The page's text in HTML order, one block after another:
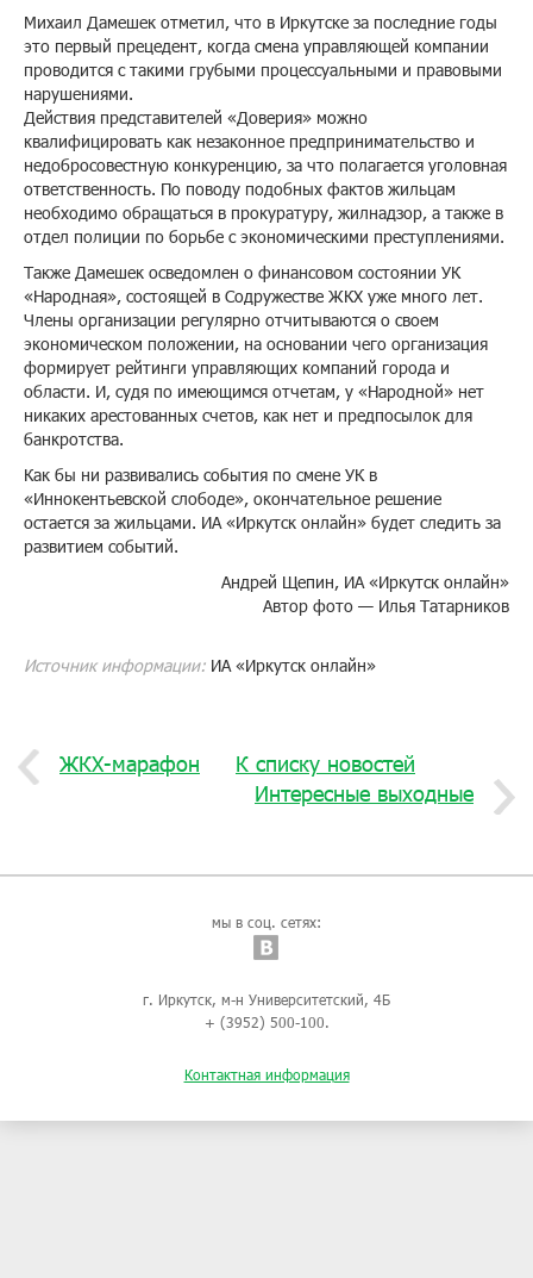
Михаил Дамешек отметил, что в Иркутске за последние годы
это первый прецедент, когда смена управляющей компании
проводится с такими грубыми процессуальными и правовыми
нарушениями.
Действия представителей «Доверия» можно
квалифицировать как незаконное предпринимательство и
недобросовестную конкуренцию, за что полагается уголовная
ответственность. По поводу подобных фактов жильцам
необходимо обращаться в прокуратуру, жилнадзор, а также в
отдел полиции по борьбе с экономическими преступлениями.
Также Дамешек осведомлен о финансовом состоянии УК
«Народная», состоящей в Содружестве ЖКХ уже много лет.
Члены организации регулярно отчитываются о своем
экономическом положении, на основании чего организация
формирует рейтинги управляющих компаний города и
области. И, судя по имеющимся отчетам, у «Народной» нет
никаких арестованных счетов, как нет и предпосылок для
банкротства.
Как бы ни развивались события по смене УК в
«Иннокентьевской слободе», окончательное решение
остается за жильцами. ИА «Иркутск онлайн» будет следить за
развитием событий.
Андрей Щепин, ИА «Иркутск онлайн»
Автор фото — Илья Татарников
Источник информации: ИА «Иркутск онлайн»
ЖКХ-марафон
К списку новостей
Интересные выходные
мы в соц. сетях:
г. Иркутск, м-н Университетский, 4Б
+ (3952) 500-100.
Контактная информация